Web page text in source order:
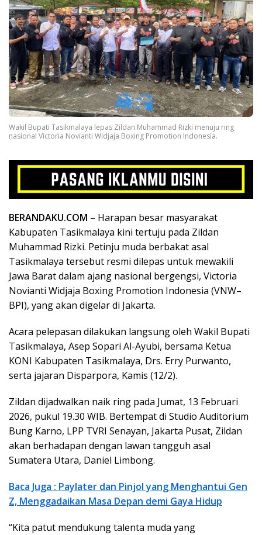
Wakil Bupati Tasikmalaya lepas Zildan Muhammad Rizki menuju ring
nasional Victoria Novianti Widjaja Boxing Promotion Indonesia.
BERANDAKU.COM – Harapan besar masyarakat
Kabupaten Tasikmalaya kini tertuju pada Zildan
Muhammad Rizki. Petinju muda berbakat asal
Tasikmalaya tersebut resmi dilepas untuk mewakili
Jawa Barat dalam ajang nasional bergengsi, Victoria
Novianti Widjaja Boxing Promotion Indonesia (VNW–
BPI), yang akan digelar di Jakarta.
Acara pelepasan dilakukan langsung oleh Wakil Bupati
Tasikmalaya, Asep Sopari Al-Ayubi, bersama Ketua
KONI Kabupaten Tasikmalaya, Drs. Erry Purwanto,
serta jajaran Disparpora, Kamis (12/2).
Zildan dijadwalkan naik ring pada Jumat, 13 Februari
2026, pukul 19.30 WIB. Bertempat di Studio Auditorium
Bung Karno, LPP TVRI Senayan, Jakarta Pusat, Zildan
akan berhadapan dengan lawan tangguh asal
Sumatera Utara, Daniel Limbong.
Baca Juga : Paylater dan Pinjol yang Menghantui Gen
Z, Menggadaikan Masa Depan demi Gaya Hidup
“Kita patut mendukung talenta muda yang